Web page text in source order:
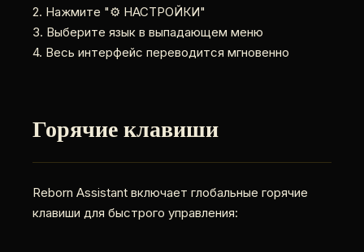
2. Нажмите "⚙️ НАСТРОЙКИ"
3. Выберите язык в выпадающем меню
4. Весь интерфейс переводится мгновенно
Горячие клавиши
Reborn Assistant включает глобальные горячие
клавиши для быстрого управления: